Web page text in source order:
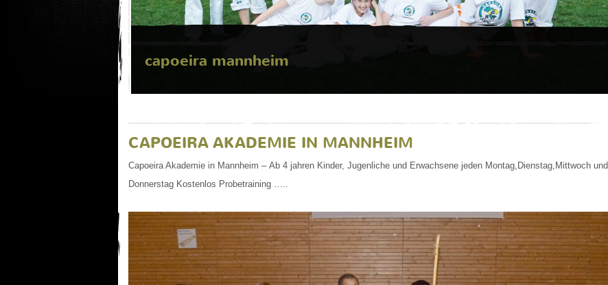
capoeira mannheim
CAPOEIRA AKADEMIE IN MANNHEIM
Capoeira Akademie in Mannheim – Ab 4 jahren Kinder, Jugenliche und Erwachsene jeden Montag,Dienstag,Mittwoch und
Donnerstag Kostenlos Probetraining …..